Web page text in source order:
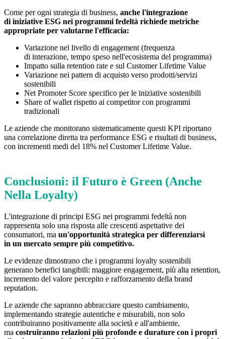
Come per ogni strategia di business, anche l'integrazione
di iniziative ESG nei programmi fedeltà richiede metriche
appropriate per valutarne l'efficacia:
Variazione nel livello di engagement (frequenza
di interazione, tempo speso nell'ecosistema del programma)
Impatto sulla retention rate e sul Customer Lifetime Value
Variazione nei pattern di acquisto verso prodotti/servizi
sostenibili
Net Promoter Score specifico per le iniziative sostenibili
Share of wallet rispetto ai competitor con programmi
tradizionali
Le aziende che monitorano sistematicamente questi KPI riportano
una correlazione diretta tra performance ESG e risultati di business,
con incrementi medi del 18% nel Customer Lifetime Value.
Conclusioni: il Futuro è Green (Anche
Nella Loyalty)
L'integrazione di principi ESG nei programmi fedeltà non
rappresenta solo una risposta alle crescenti aspettative dei
consumatori, ma un'opportunità strategica per differenziarsi
in un mercato sempre più competitivo.
Le evidenze dimostrano che i programmi loyalty sostenibili
generano benefici tangibili: maggiore engagement, più alta retention,
incremento del valore percepito e rafforzamento della brand
reputation.
Le aziende che sapranno abbracciare questo cambiamento,
implementando strategie autentiche e misurabili, non solo
contribuiranno positivamente alla società e all'ambiente,
ma costruiranno relazioni più profonde e durature con i propri